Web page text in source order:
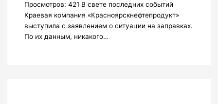
Просмотров: 421 В свете последних событий
Краевая компания «Красноярскнефтепродукт»
выступила с заявлением о ситуации на заправках.
По их данным, никакого…